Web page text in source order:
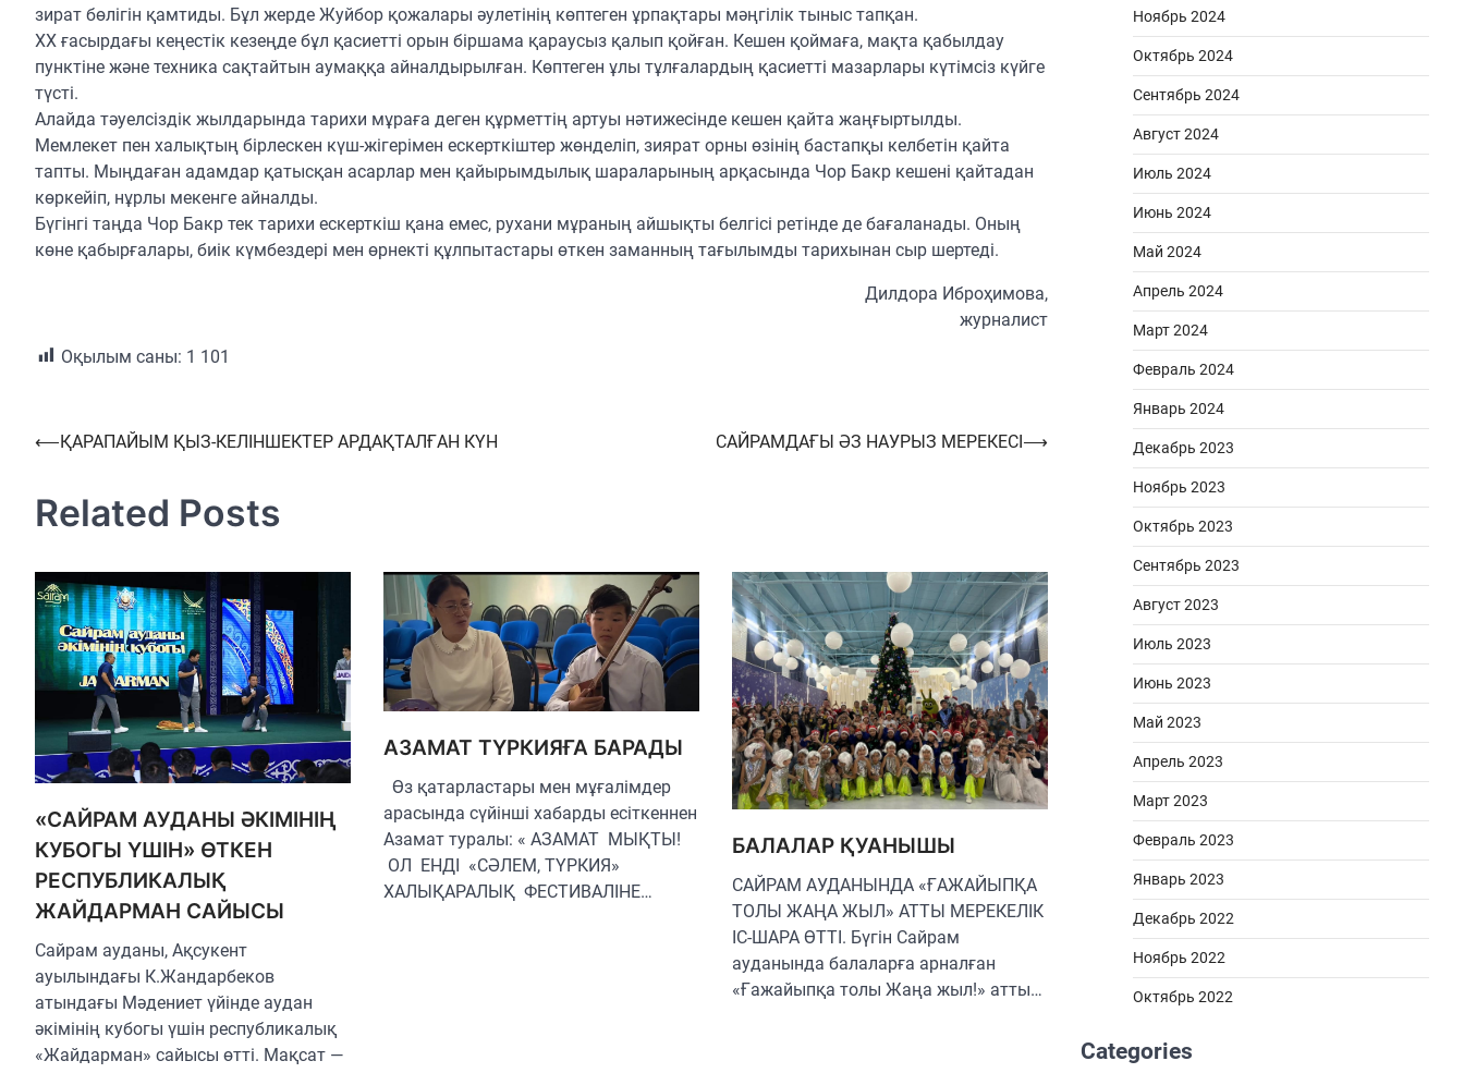
зират бөлігін қамтиды. Бұл жерде Жуйбор қожалары әулетінің көптеген ұрпақтары мәңгілік тыныс тапқан.
XX ғасырдағы кеңестік кезеңде бұл қасиетті орын біршама қараусыз қалып қойған. Кешен қоймаға, мақта қабылдау
пунктіне және техника сақтайтын аумаққа айналдырылған. Көптеген ұлы тұлғалардың қасиетті мазарлары күтімсіз күйге
түсті.
Алайда тәуелсіздік жылдарында тарихи мұраға деген құрметтің артуы нәтижесінде кешен қайта жаңғыртылды.
Мемлекет пен халықтың бірлескен күш-жігерімен ескерткіштер жөнделіп, зиярат орны өзінің бастапқы келбетін қайта
тапты. Мыңдаған адамдар қатысқан асарлар мен қайырымдылық шараларының арқасында Чор Бакр кешені қайтадан
көркейіп, нұрлы мекенге айналды.
Бүгінгі таңда Чор Бакр тек тарихи ескерткіш қана емес, рухани мұраның айшықты белгісі ретінде де бағаланады. Оның
көне қабырғалары, биік күмбездері мен өрнекті құлпытастары өткен заманның тағылымды тарихынан сыр шертеді.
Дилдора Иброҳимова,
журналист
Оқылым саны: 1 101
Навигация
записям
⟵ҚАРАПАЙЫМ ҚЫЗ-КЕЛІНШЕКТЕР АРДАҚТАЛҒАН КҮН САЙРАМДАҒЫ ӘЗ НАУРЫЗ МЕРЕКЕСІ⟶
Related Posts
«САЙРАМ АУДАНЫ ӘКІМІНІҢ
КУБОГЫ ҮШІН» ӨТКЕН
РЕСПУБЛИКАЛЫҚ
ЖАЙДАРМАН САЙЫСЫ
Сайрам ауданы, Ақсукент
ауылындағы К.Жандарбеков
атындағы Мәдениет үйінде аудан
әкімінің кубогы үшін республикалық
«Жайдарман» сайысы өтті. Мақсат —
АЗАМАТ ТҮРКИЯҒА БАРАДЫ
Өз қатарластары мен мұғалімдер
арасында сүйінші хабарды есіткеннен
Азамат туралы: « АЗАМАТ МЫҚТЫ!
ОЛ ЕНДІ «СӘЛЕМ, ТҮРКИЯ»
ХАЛЫҚАРАЛЫҚ ФЕСТИВАЛІНЕ…
БАЛАЛАР ҚУАНЫШЫ
САЙРАМ АУДАНЫНДА «ҒАЖАЙЫПҚА
ТОЛЫ ЖАҢА ЖЫЛ» АТТЫ МЕРЕКЕЛІК
ІС-ШАРА ӨТТІ. Бүгін Сайрам
ауданында балаларға арналған
«Ғажайыпқа толы Жаңа жыл!» атты…
Ноябрь 2024
Октябрь 2024
Сентябрь 2024
Август 2024
Июль 2024
Июнь 2024
Май 2024
Апрель 2024
Март 2024
Февраль 2024
Январь 2024
Декабрь 2023
Ноябрь 2023
Октябрь 2023
Сентябрь 2023
Август 2023
Июль 2023
Июнь 2023
Май 2023
Апрель 2023
Март 2023
Февраль 2023
Январь 2023
Декабрь 2022
Ноябрь 2022
Октябрь 2022
Categories